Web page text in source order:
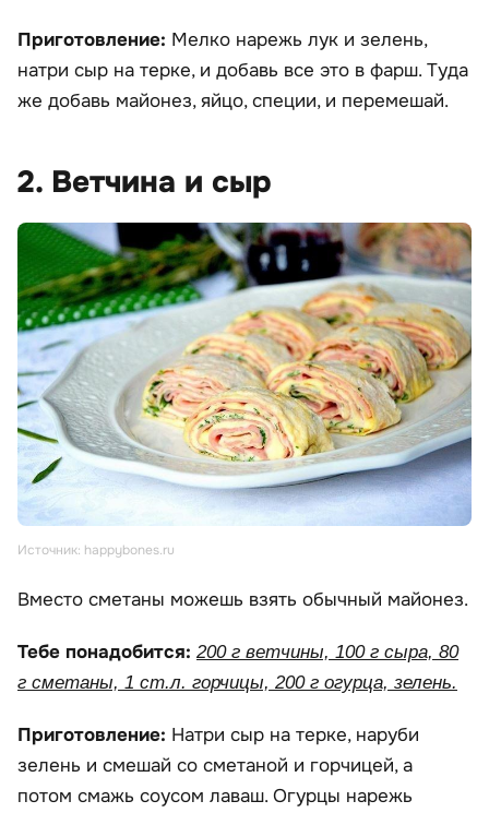
Приготовление: Мелко нарежь лук и зелень,
натри сыр на терке, и добавь все это в фарш. Туда
же добавь майонез, яйцо, специи, и перемешай.
2. Ветчина и сыр
Источник: happybones.ru
Вместо сметаны можешь взять обычный майонез.
Тебе понадобится: 200 г ветчины, 100 г сыра, 80
г сметаны, 1 ст.л. горчицы, 200 г огурца, зелень.
Приготовление: Натри сыр на терке, наруби
зелень и смешай со сметаной и горчицей, а
потом смажь соусом лаваш. Огурцы нарежь